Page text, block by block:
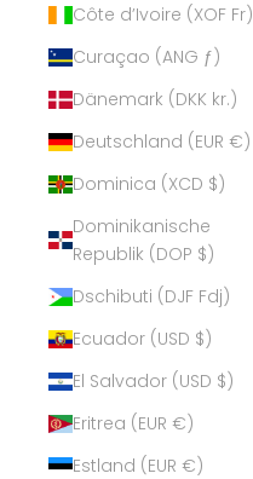
Côte d’Ivoire (XOF Fr)
Curaçao (ANG ƒ)
Dänemark (DKK kr.)
Deutschland (EUR €)
Dominica (XCD $)
Dominikanische
Republik (DOP $)
Dschibuti (DJF Fdj)
Ecuador (USD $)
El Salvador (USD $)
Eritrea (EUR €)
Estland (EUR €)